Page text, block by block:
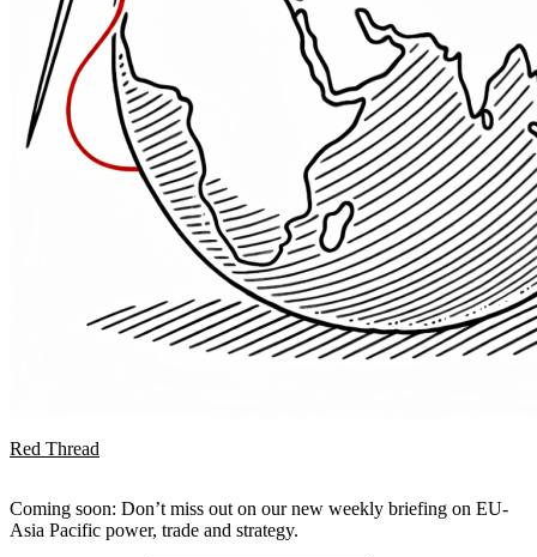
Red Thread
Coming soon: Don’t miss out on our new weekly briefing on EU-
Asia Pacific power, trade and strategy.